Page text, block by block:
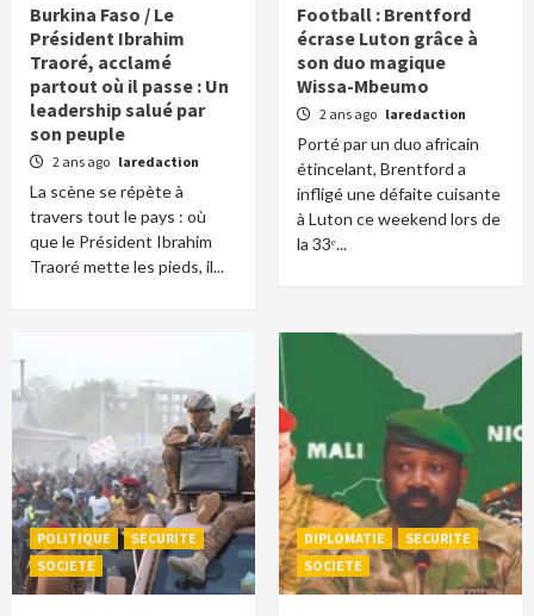
Burkina Faso / Le
Président Ibrahim
Traoré, acclamé
partout où il passe : Un
leadership salué par
son peuple
2 ans ago laredaction
La scène se répète à
travers tout le pays : où
que le Président Ibrahim
Traoré mette les pieds, il...
Football : Brentford
écrase Luton grâce à
son duo magique
Wissa-Mbeumo
2 ans ago laredaction
Porté par un duo africain
étincelant, Brentford a
infligé une défaite cuisante
à Luton ce weekend lors de
la 33ᵉ...
POLITIQUE
SECURITE
SOCIETE
DIPLOMATIE
SECURITE
SOCIETE